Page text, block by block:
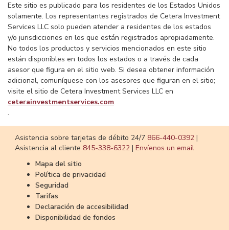
Este sitio es publicado para los residentes de los Estados Unidos
solamente. Los representantes registrados de Cetera Investment
Services LLC solo pueden atender a residentes de los estados
y/o jurisdicciones en los que están registrados apropiadamente.
No todos los productos y servicios mencionados en este sitio
están disponibles en todos los estados o a través de cada
asesor que figura en el sitio web. Si desea obtener información
adicional, comuníquese con los asesores que figuran en el sitio;
visite el sitio de Cetera Investment Services LLC en
ceterainvestmentservices.com.
.
​​​​​​​Asistencia sobre tarjetas de débito 24/7 866-440-0392 |
Asistencia al cliente ​​​​​​​845-338-6322 | Envíenos un email
Mapa del sitio
Política de privacidad
Seguridad
Tarifas
Declaración de accesibilidad
Disponibilidad de fondos